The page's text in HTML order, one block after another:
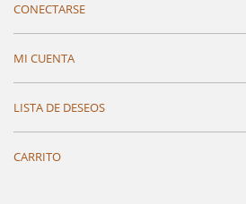
CONECTARSE
MI CUENTA
LISTA DE DESEOS
CARRITO